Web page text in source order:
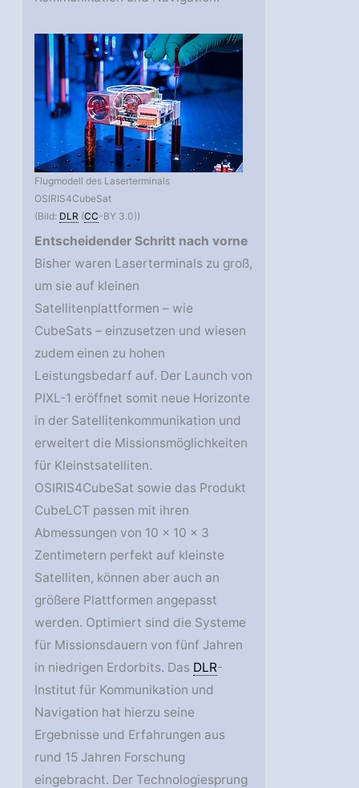
Flugmodell des Laserterminals
OSIRIS4CubeSat
(Bild: DLR (CC-BY 3.0))
Entscheidender Schritt nach vorne
Bisher waren Laserterminals zu groß,
um sie auf kleinen
Satellitenplattformen – wie
CubeSats – einzusetzen und wiesen
zudem einen zu hohen
Leistungsbedarf auf. Der Launch von
PIXL-1 eröffnet somit neue Horizonte
in der Satellitenkommunikation und
erweitert die Missionsmöglichkeiten
für Kleinstsatelliten.
OSIRIS4CubeSat sowie das Produkt
CubeLCT passen mit ihren
Abmessungen von 10 x 10 x 3
Zentimetern perfekt auf kleinste
Satelliten, können aber auch an
größere Plattformen angepasst
werden. Optimiert sind die Systeme
für Missionsdauern von fünf Jahren
in niedrigen Erdorbits. Das DLR-
Institut für Kommunikation und
Navigation hat hierzu seine
Ergebnisse und Erfahrungen aus
rund 15 Jahren Forschung
eingebracht. Der Technologiesprung